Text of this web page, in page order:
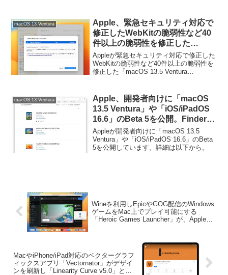
macOS 13 Ventura
Apple、緊急セキュリティ対応で
修正したWebKitの脆弱性など40
件以上の脆弱性を修正した
「macOS 13.5 Ventura
(22G74)」を正式にリリース。
Appleが緊急セキュリティ対応で修正した
WebKitの脆弱性など40件以上の脆弱性を
修正した「macOS 13.5 Ventura
macOS 13 Ventura
Apple、開発者向けに「macOS
13.5 Ventura」や「iOS/iPadOS
16.6」のBeta 5を公開。Finderで
iPod shuffleが同期できない問題
を修正。
Appleが開発者向けに「macOS 13.5
Ventura」や「iOS/iPadOS 16.6」のBeta
5を公開しています。詳細は以下から。
Wineを利用しEpicやGOG配信のWindows
ゲームをMac上でプレイ可能にする
「Heroic Games Launcher」が、Appleの
MacやiPhone/iPad対応のベクターグラフ
ィックスアプリ「Vectornator」がデザイ
ンを刷新し「Linearity Curve v5.0」とし